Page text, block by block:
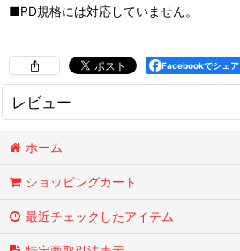
■PD規格には対応していません。
Facebookでシェア
レビュー
0 件のレビュー
ホーム
ショッピングカート
最近チェックしたアイテム